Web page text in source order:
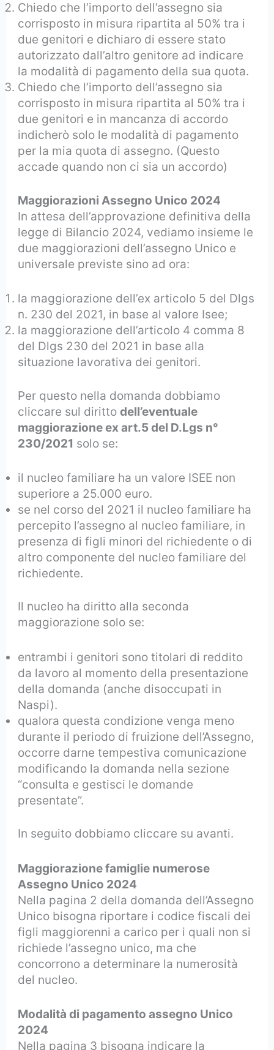
Chiedo che l’importo dell’assegno sia
corrisposto in misura ripartita al 50% tra i
due genitori e dichiaro di essere stato
autorizzato dall’altro genitore ad indicare
la modalità di pagamento della sua quota.
Chiedo che l’importo dell’assegno sia
corrisposto in misura ripartita al 50% tra i
due genitori e in mancanza di accordo
indicherò solo le modalità di pagamento
per la mia quota di assegno. (Questo
accade quando non ci sia un accordo)
Maggiorazioni Assegno Unico 2024
In attesa dell’approvazione definitiva della
legge di Bilancio 2024, vediamo insieme le
due maggiorazioni dell’assegno Unico e
universale previste sino ad ora:
la maggiorazione dell’ex articolo 5 del Dlgs
n. 230 del 2021, in base al valore Isee;
la maggiorazione dell’articolo 4 comma 8
del Dlgs 230 del 2021 in base alla
situazione lavorativa dei genitori.
Per questo nella domanda dobbiamo
cliccare sul dirittodell’eventuale
maggiorazione ex art.5 del D.Lgs n°
230/2021 solo se:
il nucleo familiare ha un valore ISEE non
superiore a 25.000 euro.
se nel corso del 2021 il nucleo familiare ha
percepito l’assegno al nucleo familiare, in
presenza di figli minori del richiedente o di
altro componente del nucleo familiare del
richiedente.
Il nucleo ha diritto alla seconda
maggiorazione solo se:
entrambi i genitori sono titolari di reddito
da lavoro al momento della presentazione
della domanda (anche disoccupati in
Naspi).
qualora questa condizione venga meno
durante il periodo di fruizione dell’Assegno,
occorre darne tempestiva comunicazione
modificando la domanda nella sezione
“consulta e gestisci le domande
presentate”.
In seguito dobbiamo cliccare su avanti.
Maggiorazione famiglie numerose
Assegno Unico 2024
Nella pagina 2 della domanda dell’Assegno
Unico bisogna riportare i codice fiscali dei
figli maggiorenni a carico per i quali non si
richiede l’assegno unico, ma che
concorrono a determinare la numerosità
del nucleo.
Modalità di pagamento assegno Unico
2024
Nella pagina 3 bisogna indicare la